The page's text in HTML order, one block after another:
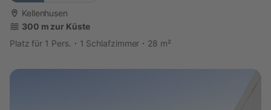
Kellenhusen
300 m zur Küste
Platz für 1 Pers.
1 Schlafzimmer 28 m²